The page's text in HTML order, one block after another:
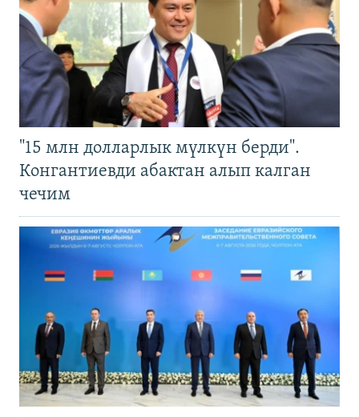
"15 млн долларлык мүлкүн берди".
Конгантиевди абактан алып калган
чечим